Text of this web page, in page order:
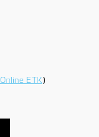
Online ETK )